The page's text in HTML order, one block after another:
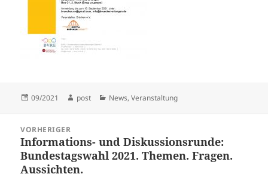
Veröffentlicht
09/2021 Autor
post Kategorien
News,Veranstaltung
VORHERIGER
Vorheriger
Beitrag:
Informations- und Diskussionsrunde:
Bundestagswahl 2021. Themen. Fragen.
Aussichten.